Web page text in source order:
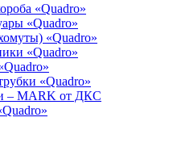
«Quadro»
«Quadro»
«Quadro»
«Quadro»
«Quadro»
– MARK от ДКС